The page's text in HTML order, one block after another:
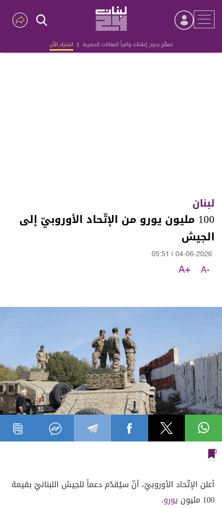
تصفّح بدون إعلانات واقرأ المقالات الحصرية | اشترك الآن
Advertisement
لبنان
100 مليون يورو من الإتّحاد الأوروبيّ إلى
الجيش
04-06-2026
05:51
A-
A+
أعلن الإتّحاد الأوروبيّ، أنّ سيُقدّم دعماً للجيش اللبنانيّ بقيمة
100 مليون
يورو.